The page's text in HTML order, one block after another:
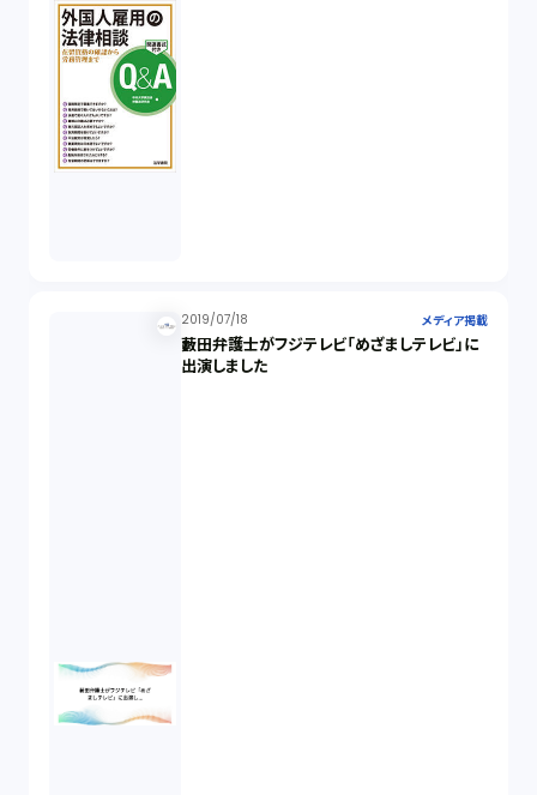
2019/07/18 メディア掲載
藪田弁護士がフジテレビ「めざましテレビ」に
出演しました